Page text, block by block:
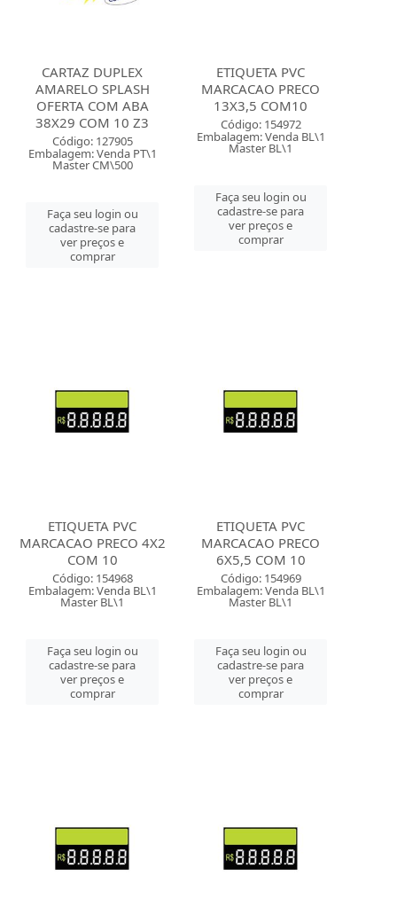
CARTAZ DUPLEX
AMARELO SPLASH
OFERTA COM ABA
38X29 COM 10 Z3
Código: 127905
Embalagem: Venda PT\1
Master CM\500
Faça seu login ou
cadastre-se para
ver preços e
comprar
ETIQUETA PVC
MARCACAO PRECO
13X3,5 COM10
Código: 154972
Embalagem: Venda BL\1
Master BL\1
Faça seu login ou
cadastre-se para
ver preços e
comprar
ETIQUETA PVC
MARCACAO PRECO 4X2
COM 10
Código: 154968
Embalagem: Venda BL\1
Master BL\1
Faça seu login ou
cadastre-se para
ver preços e
comprar
ETIQUETA PVC
MARCACAO PRECO
6X5,5 COM 10
Código: 154969
Embalagem: Venda BL\1
Master BL\1
Faça seu login ou
cadastre-se para
ver preços e
comprar